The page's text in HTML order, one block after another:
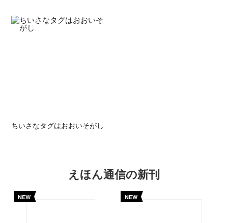
ちいさなタグはおおいそがし
えほん通信の新刊
NEW NEW